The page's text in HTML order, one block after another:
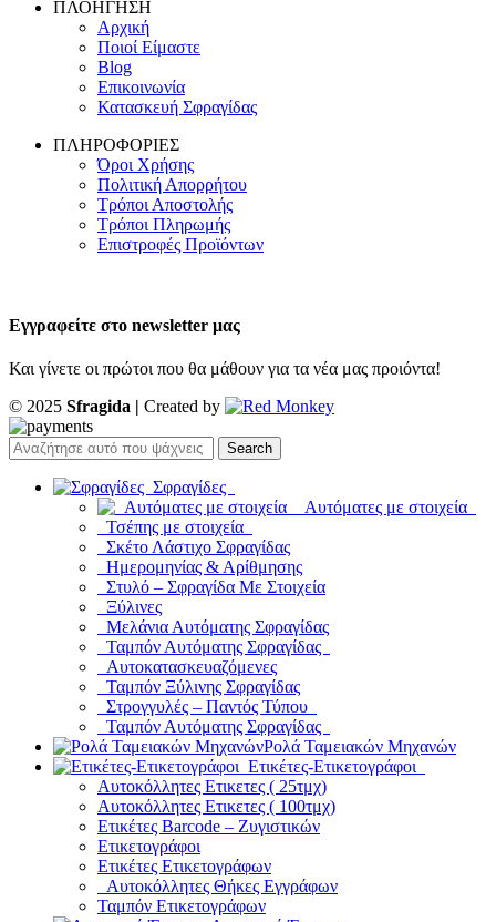
ΠΛΟΗΓΗΣΗ
Αρχική
Ποιοί Είμαστε
Blog
Επικοινωνία
Κατασκευή Σφραγίδας
ΠΛΗΡΟΦΟΡΙΕΣ
Όροι Χρήσης
Πολιτική Απορρήτου
Τρόποι Αποστολής
Τρόποι Πληρωμής
Επιστροφές Προϊόντων
Εγγραφείτε στο newsletter μας
Και γίνετε οι πρώτοι που θα μάθουν για τα νέα μας προιόντα!
© 2025 Sfragida | Created by
Search
Σφραγίδες
Αυτόματες με στοιχεία
Τσέπης με στοιχεία
Σκέτο Λάστιχο Σφραγίδας
Ημερομηνίας & Αρίθμησης
Στυλό – Σφραγίδα Με Στοιχεία
Ξύλινες
Μελάνια Αυτόματης Σφραγίδας
Ταμπόν Αυτόματης Σφραγίδας
Αυτοκατασκευαζόμενες
Ταμπόν Ξύλινης Σφραγίδας
Στρογγυλές – Παντός Τύπου
Ταμπόν Αυτόματης Σφραγίδας
Ρολά Ταμειακών Μηχανών
Ετικέτες-Ετικετογράφοι
Αυτοκόλλητες Ετικετες ( 25τμχ)
Αυτοκόλλητες Ετικετες ( 100τμχ)
Ετικέτες Barcode – Ζυγιστικών
Ετικετογράφοι
Ετικέτες Ετικετογράφων
Αυτοκόλλητες Θήκες Εγγράφων
Ταμπόν Ετικετογράφων